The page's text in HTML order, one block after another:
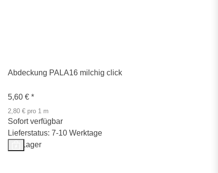
Abdeckung PALA16 milchig click
5,60 € *
2,80 € pro 1 m
Sofort verfügbar
Lieferstatus: 7-10 Werktage
Auf Lager